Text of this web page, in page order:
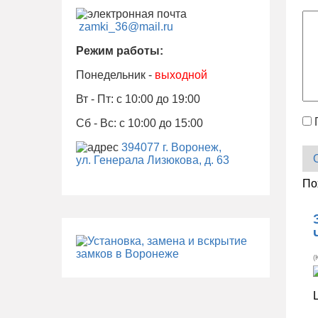
zamki_36@mail.ru
Режим работы:
Понедельник - выходной
Вт - Пт: с 10:00 до 19:00
Сб - Вс: с 10:00 до 15:00
394077 г. Воронеж,
ул. Генерала Лизюкова, д. 63